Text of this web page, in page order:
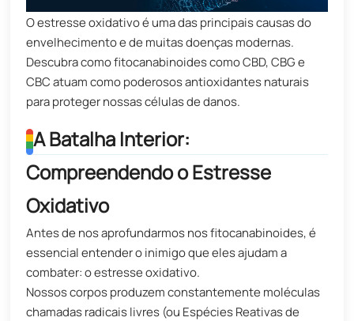
O estresse oxidativo é uma das principais causas do
envelhecimento e de muitas doenças modernas.
Descubra como fitocanabinoides como CBD, CBG e
CBC atuam como poderosos antioxidantes naturais
para proteger nossas células de danos.
A Batalha Interior:
Compreendendo o Estresse
Oxidativo
Antes de nos aprofundarmos nos fitocanabinoides, é
essencial entender o inimigo que eles ajudam a
combater: o estresse oxidativo.
Nossos corpos produzem constantemente moléculas
chamadas radicais livres (ou Espécies Reativas de